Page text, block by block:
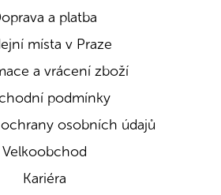
a platba
místa v Praze
a vrácení zboží
podmínky
osobních údajů
Velkoobchod
Kariéra